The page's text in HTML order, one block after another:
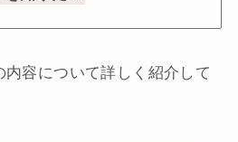
内容について詳しく紹介して